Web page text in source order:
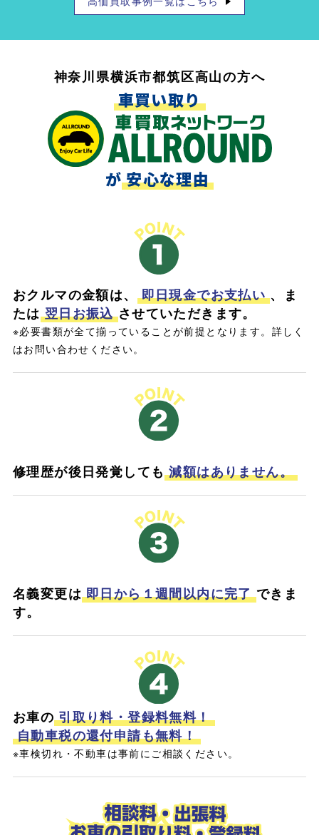
神奈川県横浜市都筑区高山の方へ
車買い取り
が安心な理由
おクルマの金額は、 即日現金でお支払い 、ま
たは 翌日お振込 させていただきます。
※必要書類が全て揃っていることが前提となります。詳しく
はお問い合わせください。
修理歴が後日発覚しても 減額はありません。
名義変更は 即日から１週間以内に完了 できま
す。
お車の 引取り料・登録料無料！
自動車税の還付申請も無料！
※車検切れ・不動車は事前にご相談ください。